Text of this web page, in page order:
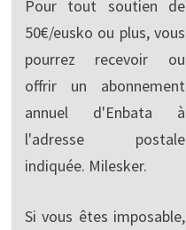
Pour tout soutien de
50€/eusko ou plus, vous
pourrez recevoir ou
offrir un abonnement
annuel d'Enbata à
l'adresse postale
indiquée. Milesker.
Si vous êtes imposable,